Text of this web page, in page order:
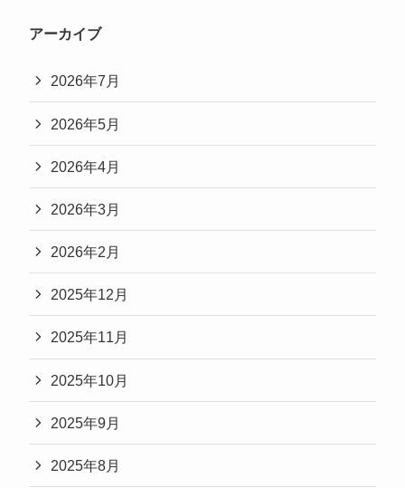
アーカイブ
2026年7月
2026年5月
2026年4月
2026年3月
2026年2月
2025年12月
2025年11月
2025年10月
2025年9月
2025年8月